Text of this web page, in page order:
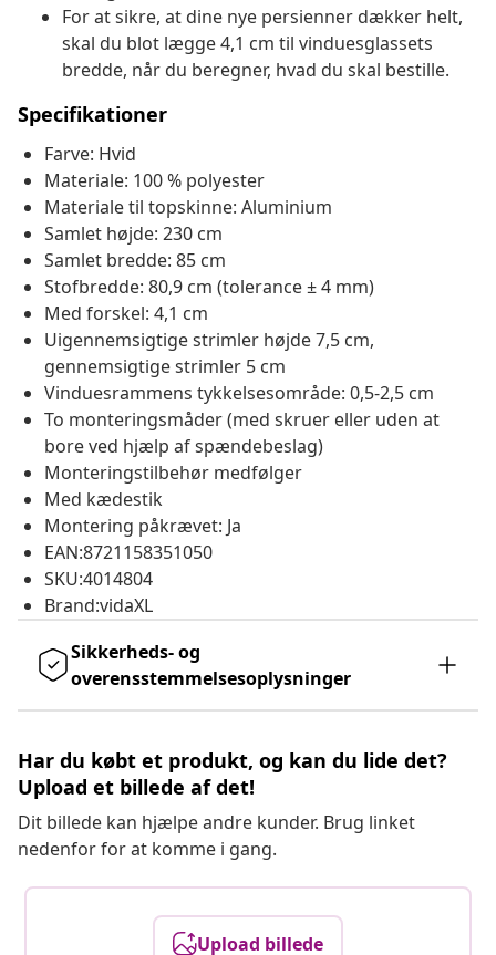
For at sikre, at dine nye persienner dækker helt,
skal du blot lægge 4,1 cm til vinduesglassets
bredde, når du beregner, hvad du skal bestille.
Specifikationer
Farve: Hvid
Materiale: 100 % polyester
Materiale til topskinne: Aluminium
Samlet højde: 230 cm
Samlet bredde: 85 cm
Stofbredde: 80,9 cm (tolerance ± 4 mm)
Med forskel: 4,1 cm
Uigennemsigtige strimler højde 7,5 cm,
gennemsigtige strimler 5 cm
Vinduesrammens tykkelsesområde: 0,5-2,5 cm
To monteringsmåder (med skruer eller uden at
bore ved hjælp af spændebeslag)
Monteringstilbehør medfølger
Med kædestik
Montering påkrævet: Ja
EAN:8721158351050
SKU:4014804
Brand:vidaXL
Sikkerheds- og
overensstemmelsesoplysninger
Har du købt et produkt, og kan du lide det?
Upload et billede af det!
Dit billede kan hjælpe andre kunder. Brug linket
nedenfor for at komme i gang.
Upload billede